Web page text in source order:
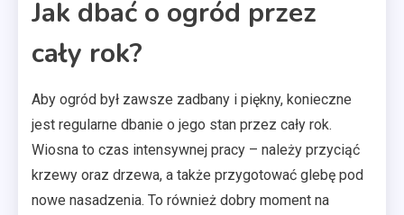
Jak dbać o ogród przez
cały rok?
Aby ogród był zawsze zadbany i piękny, konieczne
jest regularne dbanie o jego stan przez cały rok.
Wiosna to czas intensywnej pracy – należy przyciąć
krzewy oraz drzewa, a także przygotować glebę pod
nowe nasadzenia. To również dobry moment na